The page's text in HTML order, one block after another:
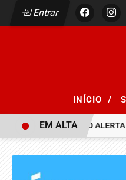
Entrar
INÍCIO /
SÃO PAULO ALERTA
EM ALTA